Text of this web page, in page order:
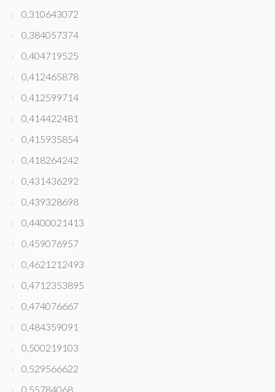
0,310643072
0,384057374
0,404719525
0,412465878
0,412599714
0,414422481
0,415935854
0,418264242
0,431436292
0,439328698
0,4400021413
0,459076957
0,4621212493
0,4712353895
0,474076667
0,484359091
0,500219103
0,529566622
0,55784068